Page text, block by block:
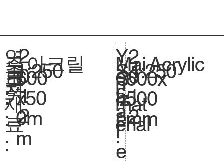
연
도
:
2
0
1
2
주
요
재
료
:
축
척
.
아크릴
1:250
크
기
.
600
x50
0m
m
Y
e
a
r
:
Mai
n
mat
erial
:
S
c
a
l
e
S
iz
e.
2
0
1
2
1:250
600x
500
mm
Acrylic